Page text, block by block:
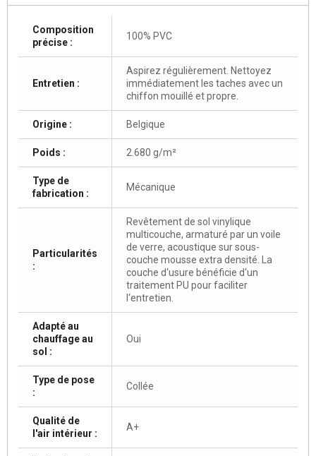
Composition
précise :
100% PVC
Entretien :
Aspirez régulièrement. Nettoyez
immédiatement les taches avec un
chiffon mouillé et propre.
Origine : Belgique
Poids : 2.680 g/m²
Type de
fabrication :
Mécanique
Particularités
:
Revêtement de sol vinylique
multicouche, armaturé par un voile
de verre, acoustique sur sous-
couche mousse extra densité. La
couche d‘usure bénéficie d‘un
traitement PU pour faciliter
l‘entretien.
Adapté au
chauffage au
sol :
Oui
Type de pose
:
Collée
Qualité de
l'air intérieur :
A+